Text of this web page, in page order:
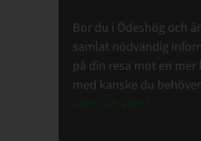
Bor du i Ödeshög och
samlat nödvändig
på din resa mot en
med kanske du